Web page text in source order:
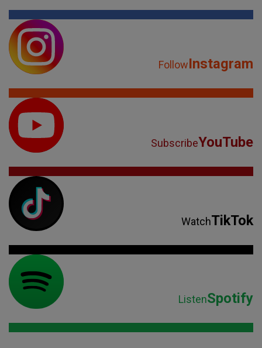
FollowInstagram
SubscribeYouTube
WatchTikTok
ListenSpotify